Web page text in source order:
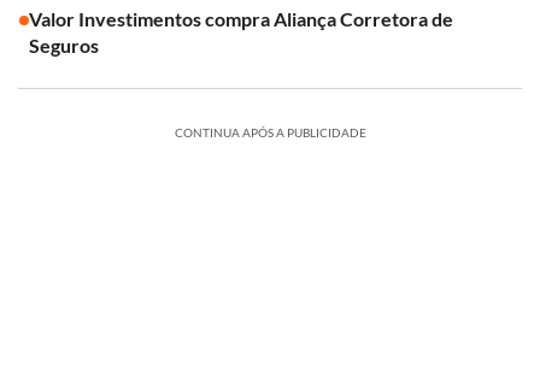
Valor Investimentos compra Aliança Corretora de
Seguros
CONTINUA APÓS A PUBLICIDADE